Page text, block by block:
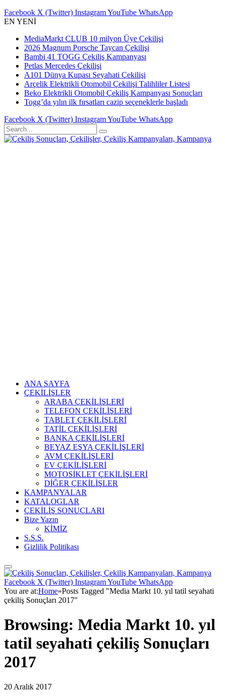
Facebook X (Twitter) InstagramYouTube WhatsApp
EN YENİ
MediaMarkt CLUB 10 milyon Üye Çekilişi
2026 Magnum Porsche Taycan Çekilişi
Bambi 41 TOGG Çekiliş Kampanyası
Petlas Mercedes Çekilişi
A101 Dünya Kupası Seyahati Çekilişi
Arçelik Elektrikli Otomobil Çekilişi Talihliler Listesi
Beko Elektrikli Otomobil Çekiliş Kampanyası Sonuçları
Togg’da yılın ilk fırsatları cazip seçeneklerle başladı
Facebook X (Twitter) InstagramYouTube WhatsApp
ANA SAYFA
ÇEKİLİŞLER
ARABA ÇEKİLİŞLERİ
TELEFON ÇEKİLİŞLERİ
TABLET ÇEKİLİŞLERİ
TATİL ÇEKİLİŞLERİ
BANKA ÇEKİLİŞLERİ
BEYAZ EŞYA ÇEKİLİŞLERİ
AVM ÇEKİLİŞLERİ
EV ÇEKİLİŞLERİ
MOTOSİKLET ÇEKİLİŞLERİ
DİĞER ÇEKİLİŞLER
KAMPANYALAR
KATALOGLAR
ÇEKİLİŞ SONUÇLARI
Bize Yazın
KİMİZ
S.S.S.
Gizlilik Politikası
Facebook X (Twitter) InstagramYouTube WhatsApp
You are at:Home»Posts Tagged "Media Markt 10. yıl tatil seyahati
çekiliş Sonuçları 2017"
Browsing: Media Markt 10. yıl
tatil seyahati çekiliş Sonuçları
2017
20 Aralık 2017